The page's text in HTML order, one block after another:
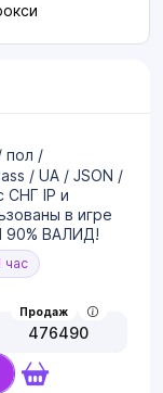
пол /
/ UA / JSON /
IP и
в игре
90% ВАЛИД!
час
Продаж
476490